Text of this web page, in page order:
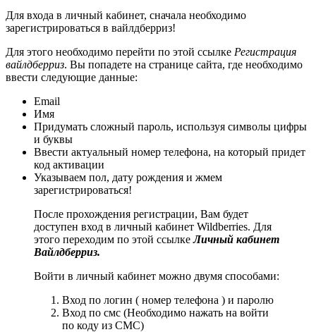
Для входа в личный кабинет, сначала необходимо
зарегистрироваться в вайлдберриз!
Для этого необходимо перейти по этой ссылке Регистрация
вайлдберриз. Вы попадете на странице сайта, где необходимо
ввести следующие данные:
Email
Имя
Придумать сложный пароль, используя символы цифры
и буквы
Ввести актуальный номер телефона, на который придет
код активации
Указываем пол, дату рождения и жмем
зарегистрироваться!
После прохождения регистрации, Вам будет
доступен вход в личный кабинет Wildberries. Для
этого переходим по этой ссылкеЛичный кабинет
Вайлдберриз.
Войти в личный кабинет можно двумя способами:
Вход по логин ( номер телефона ) и паролю
Вход по смс (Необходимо нажать на войти
по коду из СМС)